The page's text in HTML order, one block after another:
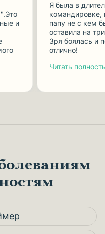
и
Я была в
командировке,
папу не с кем
оставила на
Зря боялась и
отлично!
Читать